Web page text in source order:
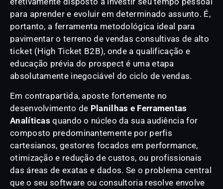
para aprender e evoluir em determinado assunto. É,
portanto, a ferramenta metodológica ideal para
pavimentar o terreno de vendas consultivas de alto
ticket (High Ticket B2B), onde a qualificação e
educação prévia do prospect é uma etapa
absolutamente inegociável do ciclo de vendas.
Em contrapartida, aposte fortemente no
desenvolvimento de Planilhas e Ferramentas
Analíticas quando o núcleo da sua audiência for
composto predominantemente por perfis
cartesianos, gestores focados em performance,
otimização e redução de custos, ou profissionais
das áreas de exatas e dados. Se o problema central
que o seu software ou consultoria resolve envolve